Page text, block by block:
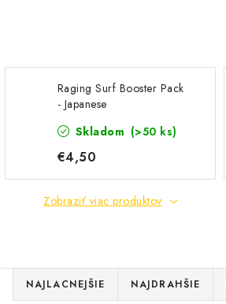
Raging Surf Booster Pack
- Japanese
Skladom (>50 ks)
€4,50
Zobraziť viac produktov
NAJLACNEJŠIE NAJDRAHŠIE